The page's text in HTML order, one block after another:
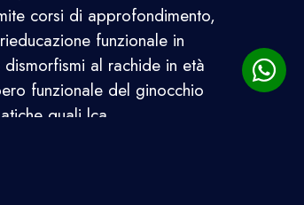
corsi di approfondimento,
funzionale in
al rachide in età
funzionale del ginocchio
quali lca,